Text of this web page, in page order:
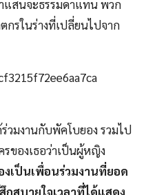
แสนจะธรรมดาแทน พวก
กรในร่างที่เปลี่ยนไปจาก
วมงานกับพัคโบยอง รวมไป
ของเธอว่าเป็นผู้หญิง
เป็นเพื่อนร่วมงานที่ยอด
กสบายใจเวลาที่ได้แสดง